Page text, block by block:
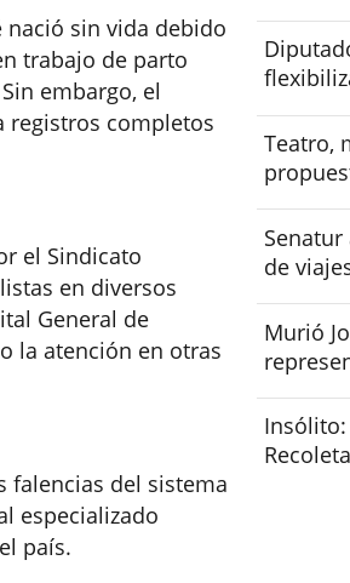
nació sin vida debido
trabajo de parto
embargo, el
registros completos
el Sindicato
en diversos
General de
la atención en otras
falencias del sistema
especializado
país.
Teatro,
de
Murió